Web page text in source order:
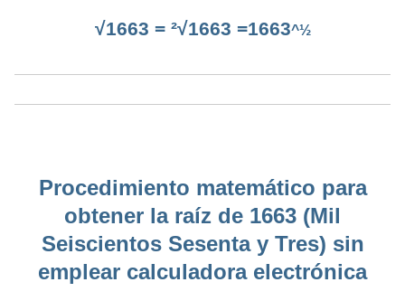
√1663 = ²√1663 =1663^½
Procedimiento matemático para
obtener la raíz de 1663 (Mil
Seiscientos Sesenta y Tres) sin
emplear calculadora electrónica